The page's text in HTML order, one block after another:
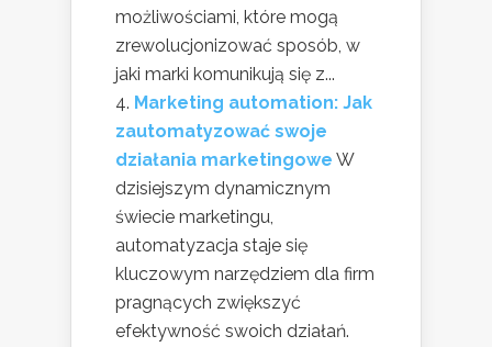
możliwościami, które mogą
zrewolucjonizować sposób, w
jaki marki komunikują się z...
Marketing automation: Jak
zautomatyzować swoje
działania marketingowe W
dzisiejszym dynamicznym
świecie marketingu,
automatyzacja staje się
kluczowym narzędziem dla firm
pragnących zwiększyć
efektywność swoich działań.